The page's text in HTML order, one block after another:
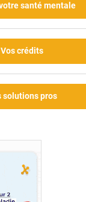
santé mentale
Vos crédits
solutions pros